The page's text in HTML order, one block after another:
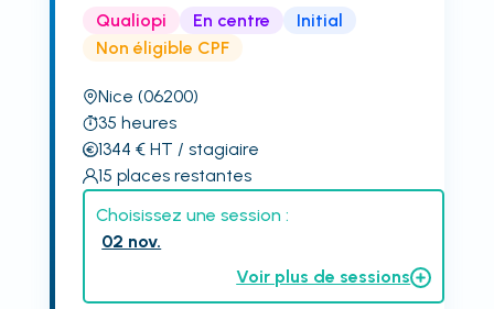
Qualiopi En centre
Initial
Non éligible CPF
Nice (06200)
35 heures
1344 € HT / stagiaire
15 places restantes
Choisissez une session :
02 nov.
Voir plus de sessions